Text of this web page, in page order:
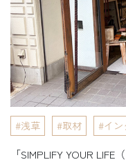
浅草 取材 イ
「SIMPLIFY YOUR